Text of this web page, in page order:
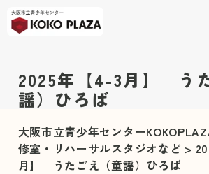
2025年【4-3月】 う
謡）ひろば
大阪市立青少年センター
修室・リハーサルスタジオなど >
月】 うたごえ（童謡）ひろば